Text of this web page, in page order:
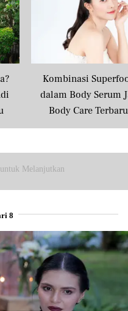
Kombinasi
dalam Body Serum
Body Care
Masyarakat
Melanjutkan
8